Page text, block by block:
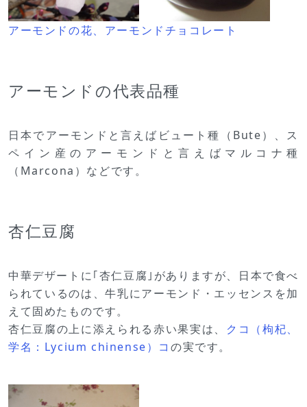
アーモンドの花、アーモンドチョコレート
アーモンドの代表品種
日本でアーモンドと言えばビュート種（Bute）、ス
ペイン産のアーモンドと言えばマルコナ種
（Marcona）などです。
杏仁豆腐
中華デザートに｢杏仁豆腐｣がありますが、日本で食べ
られているのは、牛乳にアーモンド・エッセンスを加
えて固めたものです。
杏仁豆腐の上に添えられる赤い果実は、 クコ（枸杞、
学名：Lycium chinense）コ の実です。